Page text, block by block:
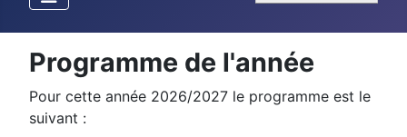
Programme de l'année
Pour cette année 2026/2027 le programme est le
suivant :